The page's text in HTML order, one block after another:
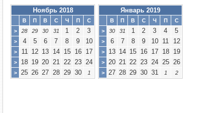
Ноябрь 2018
В П В С Ч П
С
>
28 29 30 31 1 2 3
> 4 5 6 7 8 9 10
> 11 12 13 14 15 16 17
> 18 19 20 21 22 23 24
> 25 26 27 28 29 30 1
Январь 2019
В П В С Ч П
С
>
30 31 1 2 3 4 5
> 6 7 8 9 10 11 12
> 13 14 15 16 17 18 19
> 20 21 22 23 24 25 26
> 27 28 29 30 31 1 2